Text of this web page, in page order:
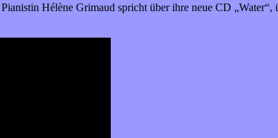
Hélène Grimaud spricht über ihre neue CD